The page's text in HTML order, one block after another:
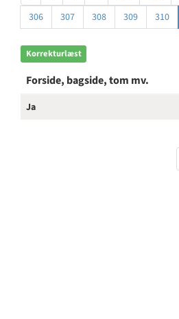
306
307 308 309 310
Korrekturlæst
Forside, bagside, tom mv.
Ja